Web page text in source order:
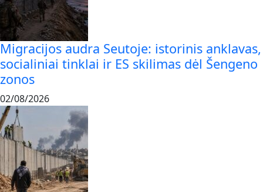
Migracijos audra Seutoje: istorinis anklavas,
socialiniai tinklai ir ES skilimas dėl Šengeno
zonos
02/08/2026